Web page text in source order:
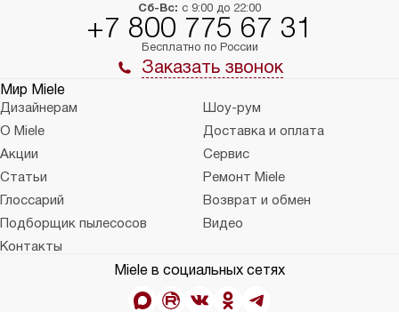
Сб-Вс: с 9:00 до 22:00
+7 800 775 67 31
Бесплатно по России
Заказать звонок
Мир Miele
Дизайнерам
Шоу-рум
О Miele
Доставка и оплата
Акции
Сервис
Статьи
Ремонт Miele
Глоссарий
Возврат и обмен
Подборщик пылесосов
Видео
Контакты
Miele в социальных сетях